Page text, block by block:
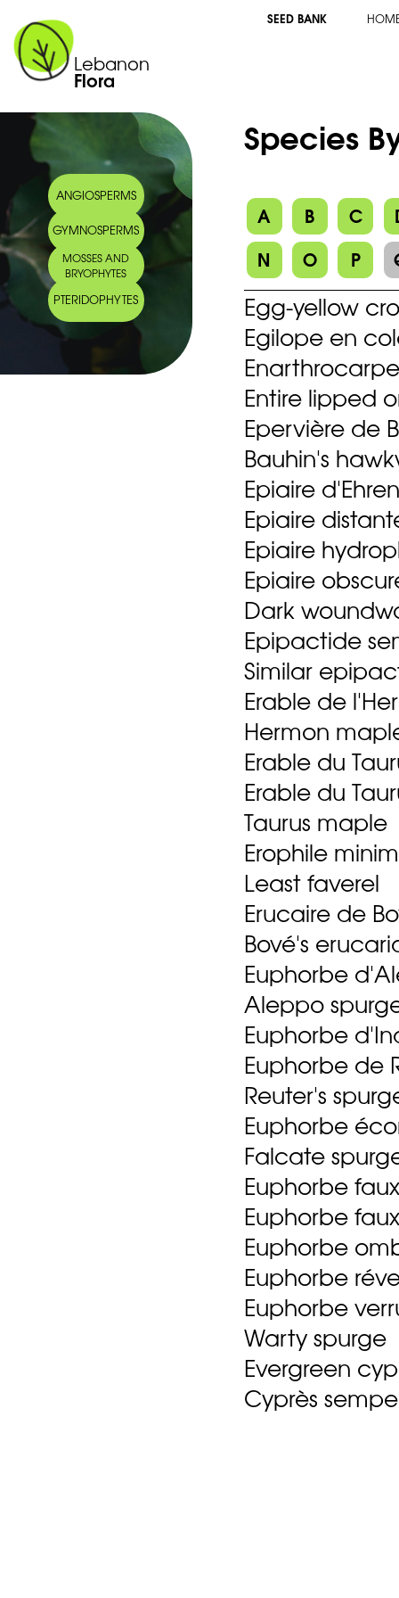
Lebanon
Flora
SEED BANK
ANGIOSPERMS
GYMNOSPERMS
MOSSES AND
BRYOPHYTES
PTERIDOPHYTES
Species
A B C
N
O P
Egg-yellow
Egilope en
Entire lipped
Epervière de
Bauhin's
Epiaire
Epiaire
Epiaire
Epiaire
Dark
Epipactide
Similar
Erable de
Hermon
Erable du
Erable du
Taurus maple
Erophile
Least faverel
Erucaire de
Bové's
Euphorbe
Aleppo
Euphorbe
Euphorbe de
Reuter's
Euphorbe
Falcate
Euphorbe
Euphorbe
Euphorbe
Euphorbe
Euphorbe
Warty spurge
Evergreen
Cyprès